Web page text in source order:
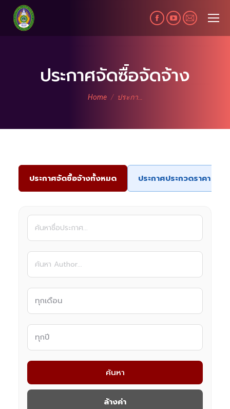
Facebook
page
new
YouTube
page
new
Mail
page
ประกาศจัดซื้อจัดจ้าง
You are here:
Home ประกา…
ประกาศจัดซื้อจ้างทั้งหมด ประกาศประกวดราคา
ค้นหา
ล้างค่า